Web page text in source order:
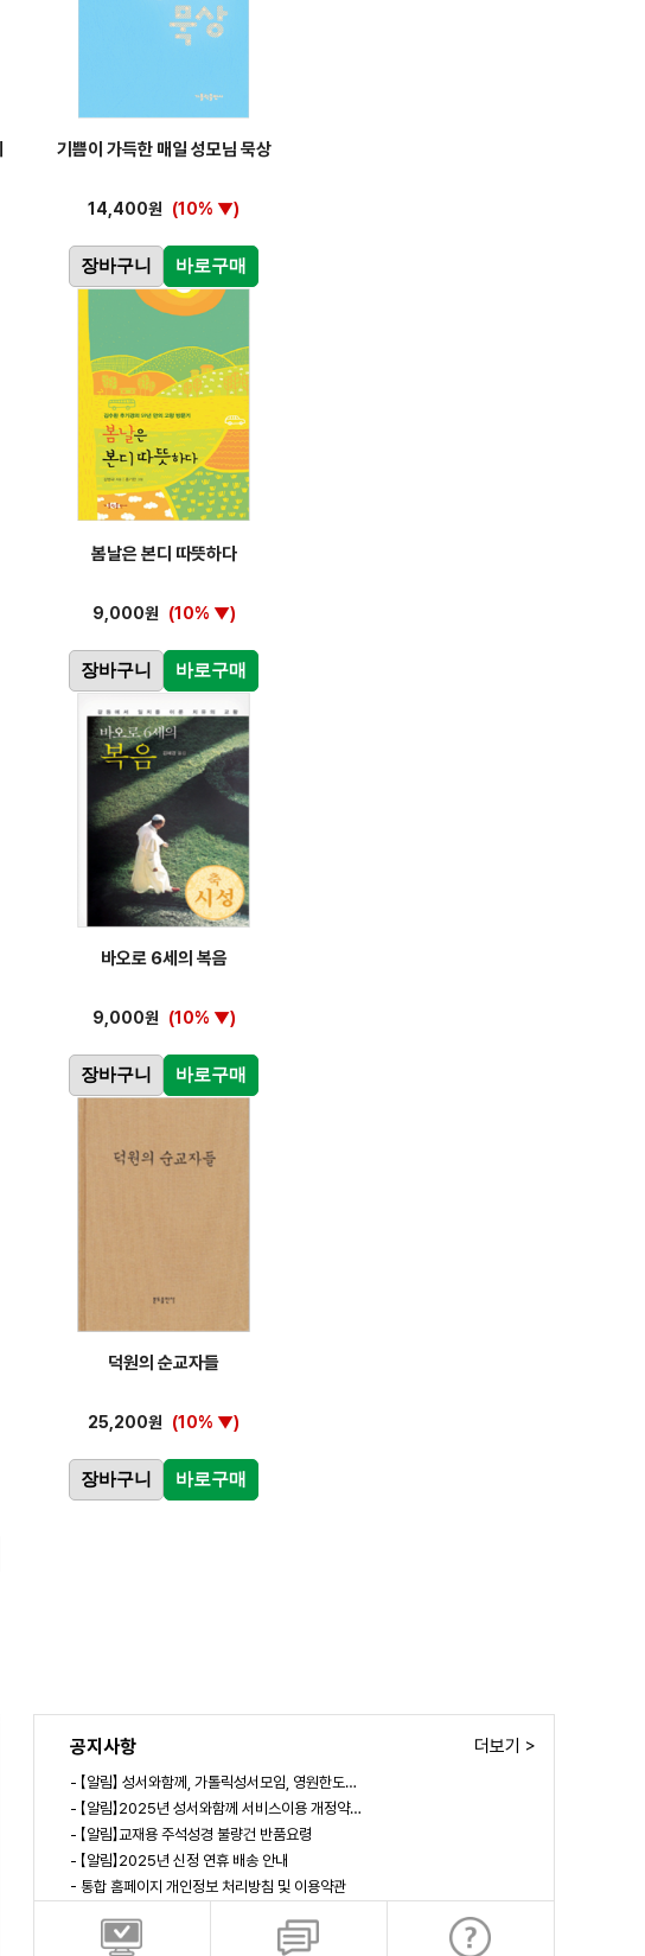
기쁨이 가득한 매일 성모님 묵상
14,400원 (10% ▼)
장바구니 바로구매
봄날은 본디 따뜻하다
9,000원 (10% ▼)
장바구니 바로구매
바오로 6세의 복음
9,000원 (10% ▼)
장바구니 바로구매
덕원의 순교자들
25,200원 (10% ▼)
장바구니 바로구매
공지사항
- 【알림】 성서와함께, 가톨릭성서모임, 영원한도…
- 【알림】2025년 성서와함께 서비스이용 개정약…
- 【알림】교재용 주석성경 불량건 반품요령
- 【알림】2025년 신정 연휴 배송 안내
- 통합 홈페이지 개인정보 처리방침 및 이용약관
더보기 >